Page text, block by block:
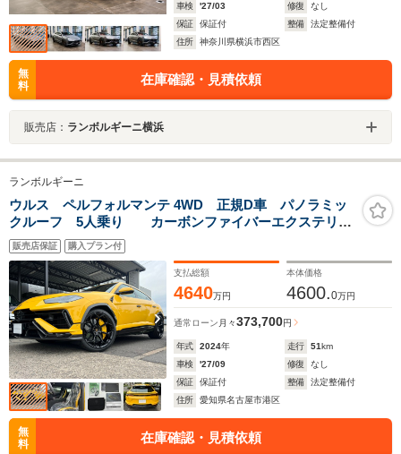
車検
'27/03 修復
なし
保証
保証付 整備
法定整備付
住所
神奈川県横浜市西区
無
料
在庫確認・見積依頼
販売店： ランボルギーニ横浜
ランボルギーニ
ウルス ペルフォルマンテ 4WD 正規D車 パノラミッ
クルーフ 5人乗り カーボンファイバーエクステリ
ア カーボンファイバーインテリア アクラボビッチエ
キゾースト 新車取説 保証書 スペアキー 備品有り
販売店保証 購入プラン付
支払総額
4640万円
本体価格
4600.0万円
通常ローン 月々373,700円
年式 2024年 走行 51km
車検
'27/09 修復
なし
保証
保証付 整備
法定整備付
住所
愛知県名古屋市港区
無
料
在庫確認・見積依頼